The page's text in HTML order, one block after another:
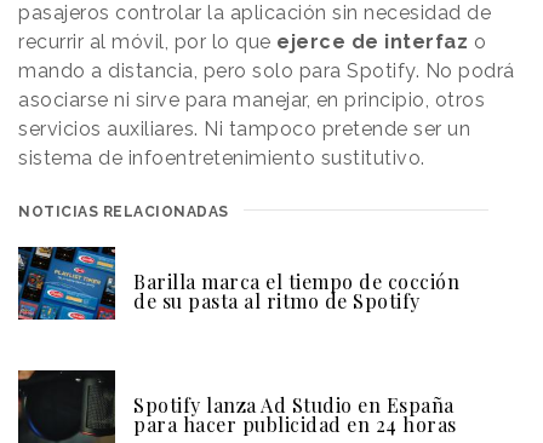
pasajeros controlar la aplicación sin necesidad de
recurrir al móvil, por lo que ejerce de interfaz o
mando a distancia, pero solo para Spotify. No podrá
asociarse ni sirve para manejar, en principio, otros
servicios auxiliares. Ni tampoco pretende ser un
sistema de infoentretenimiento sustitutivo.
NOTICIAS RELACIONADAS
Barilla marca el tiempo de cocción
de su pasta al ritmo de Spotify
Spotify lanza Ad Studio en España
para hacer publicidad en 24 horas